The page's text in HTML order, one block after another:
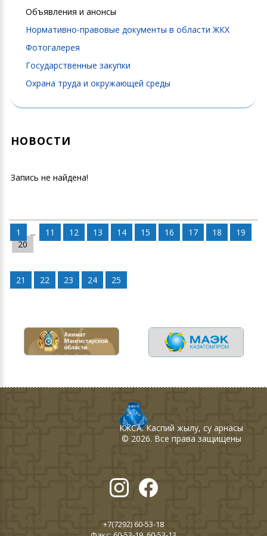
Объявления и анонсы
Нормативно-правовые документы в области ЖКХ
Фотогалерея
Государственные закупки
Охрана труда и окружающей среды
НОВОСТИ
Запись не найдена!
1 ... 11 12 13 14 15 16 17 18
19
20
21 22 23 24 25
КЖСА. Каспий жылу, су арнасы
© 2026. Все права защищены
+7(7292) 60-53-18